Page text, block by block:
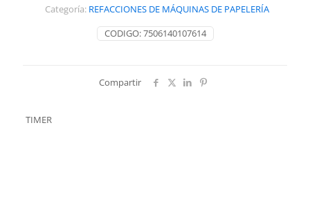
CODIGO:7506140107614
Categoría: REFACCIONES DE MÁQUINAS DE PAPELERÍA
Compartir
TIMER